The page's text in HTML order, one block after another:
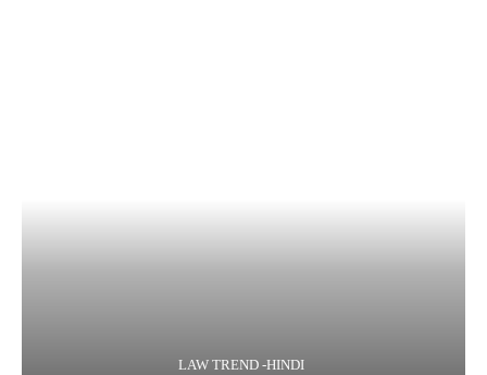
LAW TREND -HINDI